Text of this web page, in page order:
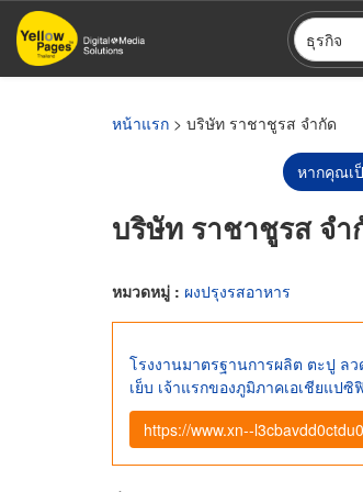
ข้าม
ไป
ธุรกิจ
หน้าแรก > บริษัท ราชาชูรส จำกัด
หากคุณเ
บริษัท ราชาชูรส จำ
หมวดหมู่ : ผงปรุงรสอาหาร
โรงงานมาตรฐานการผลิต ตะปู ล
เย็บ เจ้าแรกของภูมิภาคเอเชียแปซิ
https://www.xn--